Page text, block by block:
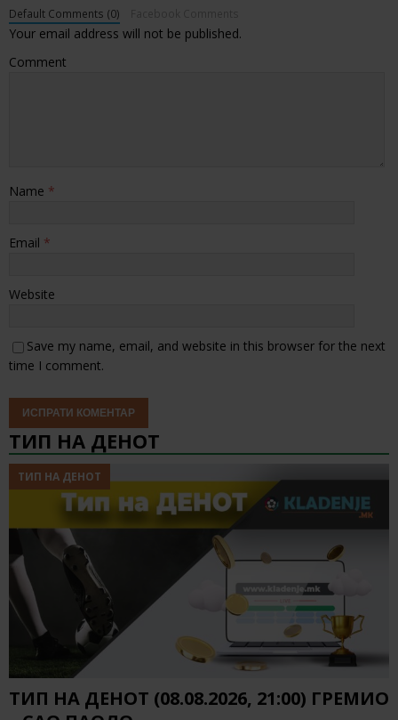
Default Comments (0)
Your email address will not be published.
Comment
Name *
Email *
Website
Save my name, email, and website in this browser for the next
time I comment.
ТИП НА ДЕНОТ
ТИП НА ДЕНОТ
ТИП НА ДЕНОТ (08.08.2026, 21:00) ГРЕМИО